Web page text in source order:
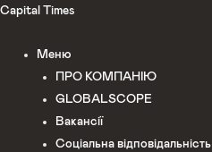
Перейти
вмісту
Capital Times
Меню
ПРО КОМПАНІЮ
GLOBALSCOPE
Вакансії
Соціальна відповідальність